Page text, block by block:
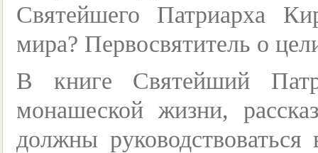
Святейшего Патриарха
мира? Первосвятитель о
В книге Святейший
монашеской жизни,
должны